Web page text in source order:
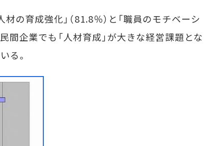
の育成強化」（81.8％）と「職員のモチベーシ
間企業でも「人材育成」が大きな経営課題とな
る。